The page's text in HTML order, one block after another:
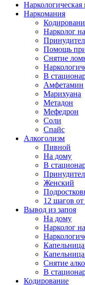
Наркологическая
Наркомания
Нарколог
Помощь при
Снятие
В
Амфетамин
Марихуана
Метадон
Мефедрон
Соли
Спайс
Алкоголизм
Пивной
На дому
В
Женский
12 шагов от
Вывод из запоя
На дому
Нарколог
Капельница
Снятие
В
Кодирование